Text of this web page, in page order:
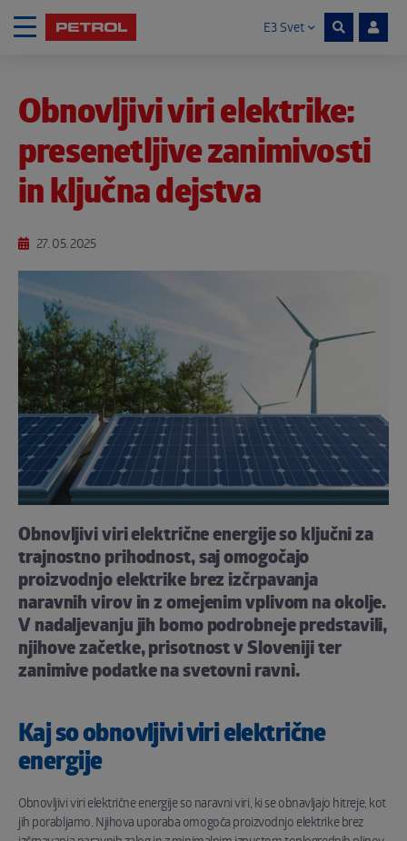
Skoči na vsebino E3 Svet
Obnovljivi viri elektrike:
presenetljive zanimivosti
in ključna dejstva
27. 05. 2025
Obnovljivi viri električne energije so ključni za
trajnostno prihodnost, saj omogočajo
proizvodnjo elektrike brez izčrpavanja
naravnih virov in z omejenim vplivom na okolje.
V nadaljevanju jih bomo podrobneje predstavili,
njihove začetke, prisotnost v Sloveniji ter
zanimive podatke na svetovni ravni.
Kaj so obnovljivi viri električne
energije
Obnovljivi viri električne energije so naravni viri, ki se obnavljajo hitreje, kot
jih porabljamo. Njihova uporaba omogoča proizvodnjo elektrike brez
Noga strani